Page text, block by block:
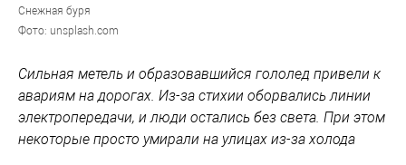
Снежная буря
Фото: unsplash.com
Сильная метель и образовавшийся гололед привели к
авариям на дорогах. Из-за стихии оборвались линии
электропередачи, и люди остались без света. При этом
некоторые просто умирали на улицах из-за холода